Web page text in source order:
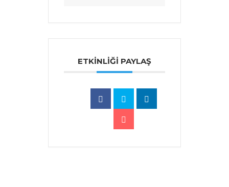
ETKINLIĞI PAYLAŞ